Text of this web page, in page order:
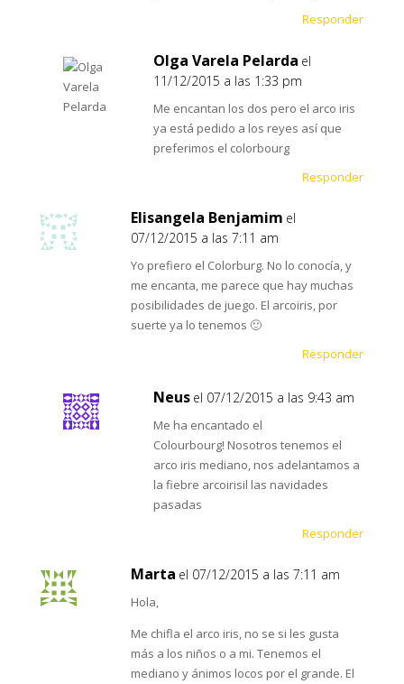
Responder
Olga Varela Pelarda el
11/12/2015 a las 1:33 pm
Me encantan los dos pero el arco iris
ya está pedido a los reyes así que
preferimos el colorbourg
Responder
Elisangela Benjamim el
07/12/2015 a las 7:11 am
Yo prefiero el Colorburg. No lo conocía, y
me encanta, me parece que hay muchas
posibilidades de juego. El arcoiris, por
suerte ya lo tenemos 🙂
Responder
Neus el 07/12/2015 a las 9:43 am
Me ha encantado el
Colourbourg! Nosotros tenemos el
arco iris mediano, nos adelantamos a
la fiebre arcoirisil las navidades
pasadas
Responder
Marta el 07/12/2015 a las 7:11 am
Hola,
Me chifla el arco iris, no se si les gusta
más a los niños o a mi. Tenemos el
mediano y ánimos locos por el grande. El